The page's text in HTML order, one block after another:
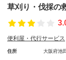
草刈り・伐採の
便利屋・代行サービス
住所 大阪府池